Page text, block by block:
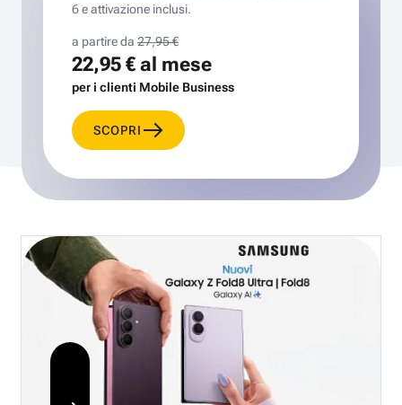
6 e attivazione inclusi.
a partire da 27,95 €
22,95 €al mese
per i clienti Mobile Business
SCOPRI